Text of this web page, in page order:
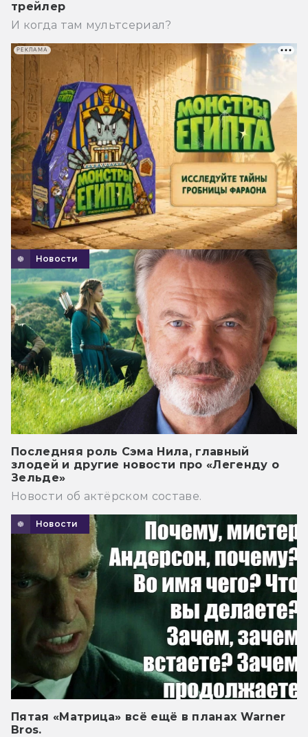
трейлер
И когда там мультсериал?
Новости
Последняя роль Сэма Нила, главный
злодей и другие новости про «Легенду о
Зельде»
Новости об актёрском составе.
Новости
Пятая «Матрица» всё ещё в планах Warner
Bros.
РЕКЛАМА